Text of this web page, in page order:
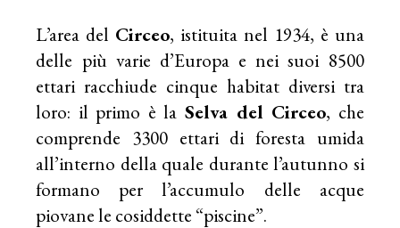
L’area del Circeo, istituita nel 1934, è una
delle più varie d’Europa e nei suoi 8500
ettari racchiude cinque habitat diversi tra
loro: il primo è laSelva del Circeo, che
comprende 3300 ettari di foresta umida
all’interno della quale durante l’autunno si
formano per l’accumulo delle acque
piovane le cosiddette “piscine”.